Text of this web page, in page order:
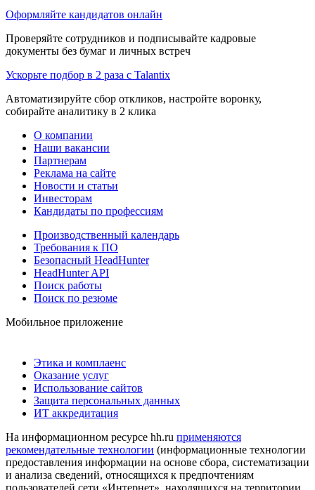
Оформляйте кандидатов онлайн
Проверяйте сотрудников и подписывайте кадровые
документы без бумаг и личных встреч
Ускорьте подбор в 2 раза с Talantix
Автоматизируйте сбор откликов, настройте воронку,
собирайте аналитику в 2 клика
О компании
Наши вакансии
Партнерам
Реклама на сайте
Новости и статьи
Инвесторам
Кандидаты по профессиям
Производственный календарь
Требования к ПО
Безопасный HeadHunter
HeadHunter API
Поиск работы
Поиск по резюме
Мобильное приложение
Этика и комплаенс
Оказание услуг
Использование сайтов
Защита персональных данных
ИТ аккредитация
На информационном ресурсе hh.ru применяются
рекомендательные технологии (информационные технологии
предоставления информации на основе сбора, систематизации
и анализа сведений, относящихся к предпочтениям
пользователей сети «Интернет», находящихся на территории